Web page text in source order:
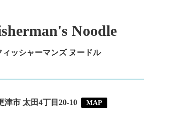
Noodle
ィッシャーマンズ ヌードル
津市 太田4丁目20-10 MAP